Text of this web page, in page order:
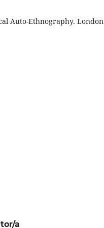
Auto-Ethnography. London
a